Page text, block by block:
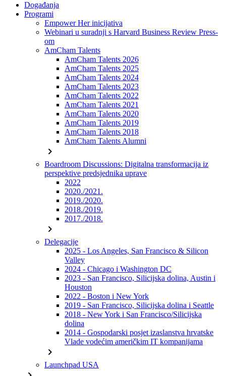
Događanja
Programi
Empower Her inicijativa
Webinari u suradnji s Harvard Business Review Press-
om
AmCham Talents
AmCham Talents 2026
AmCham Talents 2025
AmCham Talents 2024
AmCham Talents 2023
AmCham Talents 2022
AmCham Talents 2021
AmCham Talents 2020
AmCham Talents 2019
AmCham Talents 2018
AmCham Talents Alumni
chevron_right
Boardroom Discussions: Digitalna transformacija iz
perspektive predsjednika uprave
2022
2020./2021.
2019./2020.
2018./2019.
2017./2018.
chevron_right
Delegacije
2025 - Los Angeles, San Francisco & Silicon
Valley
2024 - Chicago i Washington DC
2023 - San Francisco, Silicijska dolina, Austin i
Houston
2022 - Boston i New York
2019 - San Francisco, Silicijska dolina i Seattle
2018 - New York i San Francisco/Silicijska
dolina
2014 - Gospodarski posjet izaslanstva hrvatske
Vlade vodećim američkim IT kompanijama
chevron_right
Launchpad USA